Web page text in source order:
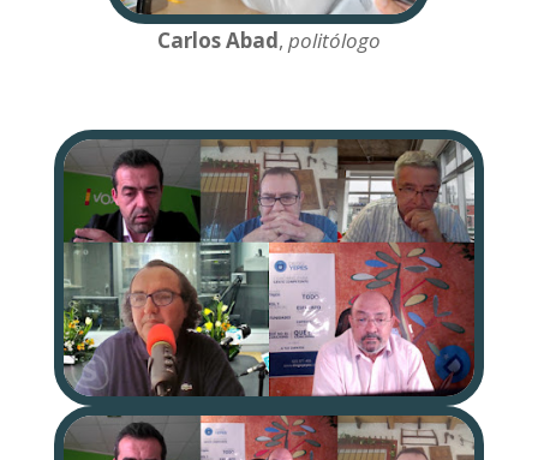
Carlos Abad, politólogo